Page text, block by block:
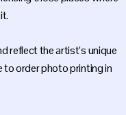
reflect the artist’s unique
to order photo printing in